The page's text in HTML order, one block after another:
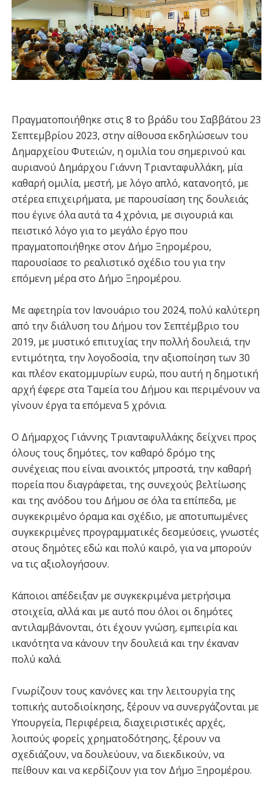
Πραγματοποιήθηκε στις 8 το βράδυ του Σαββάτου 23
Σεπτεμβρίου 2023, στην αίθουσα εκδηλώσεων του
Δημαρχείου Φυτειών, η ομιλία του σημερινού και
αυριανού Δημάρχου Γιάννη Τριανταφυλλάκη, μία
καθαρή ομιλία, μεστή, με λόγο απλό, κατανοητό, με
στέρεα επιχειρήματα, με παρουσίαση της δουλειάς
που έγινε όλα αυτά τα 4 χρόνια, με σιγουριά και
πειστικό λόγο για το μεγάλο έργο που
πραγματοποιήθηκε στον Δήμο Ξηρομέρου,
παρουσίασε το ρεαλιστικό σχέδιο του για την
επόμενη μέρα στο Δήμο Ξηρομέρου.
Με αφετηρία τον Ιανουάριο του 2024, πολύ καλύτερη
από την διάλυση του Δήμου τον Σεπτέμβριο του
2019, με μυστικό επιτυχίας την πολλή δουλειά, την
εντιμότητα, την λογοδοσία, την αξιοποίηση των 30
και πλέον εκατομμυρίων ευρώ, που αυτή η δημοτική
αρχή έφερε στα Ταμεία του Δήμου και περιμένουν να
γίνουν έργα τα επόμενα 5 χρόνια.
Ο Δήμαρχος Γιάννης Τριανταφυλλάκης δείχνει προς
όλους τους δημότες, τον καθαρό δρόμο της
συνέχειας που είναι ανοικτός μπροστά, την καθαρή
πορεία που διαγράφεται, της συνεχούς βελτίωσης
και της ανόδου του Δήμου σε όλα τα επίπεδα, με
συγκεκριμένο όραμα και σχέδιο, με αποτυπωμένες
συγκεκριμένες προγραμματικές δεσμεύσεις, γνωστές
στους δημότες εδώ και πολύ καιρό, για να μπορούν
να τις αξιολογήσουν.
Κάποιοι απέδειξαν με συγκεκριμένα μετρήσιμα
στοιχεία, αλλά και με αυτό που όλοι οι δημότες
αντιλαμβάνονται, ότι έχουν γνώση, εμπειρία και
ικανότητα να κάνουν την δουλειά και την έκαναν
πολύ καλά.
Γνωρίζουν τους κανόνες και την λειτουργία της
τοπικής αυτοδιοίκησης, ξέρουν να συνεργάζονται με
Υπουργεία, Περιφέρεια, διαχειριστικές αρχές,
λοιπούς φορείς χρηματοδότησης, ξέρουν να
σχεδιάζουν, να δουλεύουν, να διεκδικούν, να
πείθουν και να κερδίζουν για τον Δήμο Ξηρομέρου.